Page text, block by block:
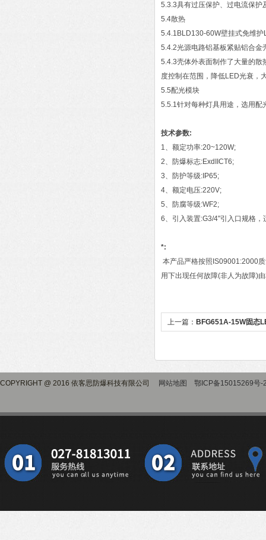
5.3.3具有过压保护、过电流保护
5.4散热
5.4.1BLD130-60W壁挂式免维
5.4.2光源电路铝基板紧贴铝合金
5.4.3壳体外表面制作了大量的
度控制在范围，降低LED光衰，
5.5配光模块
5.5.1针对每种灯具用途，选用配
技术参数:
1、额定功率:20~120W;
2、防爆标志:ExdIICT6;
3、防护等级:IP65;
4、额定电压:220V;
5、防腐等级:WF2;
6、引入装置:G3/4"引入口规格
*:
本产品严格按照IS09001:2000
用下出现任何故障(非人为故障)
上一篇： BFG651A-15W固态
COPYRIGHT @ 2016 依客思防爆科技有限公司 网站地图 鄂ICP备15015269号-